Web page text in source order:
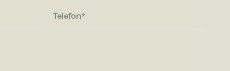
Telefon